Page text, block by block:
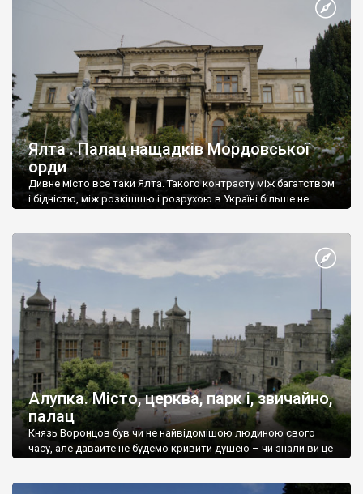
Ялта . Палац нащадків Мордовської
орди
Дивне місто все таки Ялта. Такого контрасту між багатством
і бідністю, між розкішшю і розрухою в Україні більше не
Алупка. Місто, церква, парк і, звичайно,
палац
Князь Воронцов був чи не найвідомішою людиною свого
часу, але давайте не будемо кривити душею – чи знали ви це